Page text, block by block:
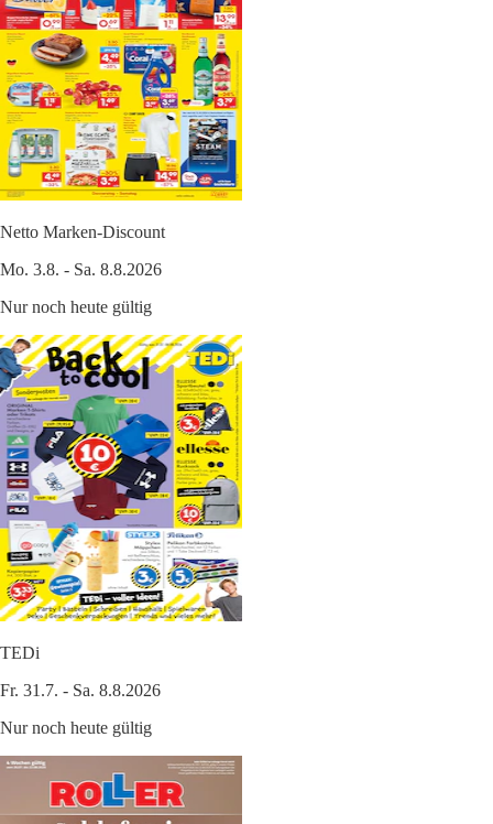
Netto Marken-Discount
Mo. 3.8. - Sa. 8.8.2026
Nur noch heute gültig
TEDi
Fr. 31.7. - Sa. 8.8.2026
Nur noch heute gültig